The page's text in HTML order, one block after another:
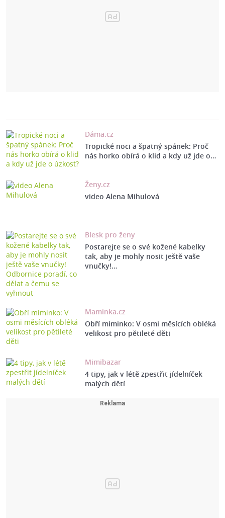
Dáma.cz
Tropické noci a špatný spánek: Proč
nás horko obírá o klid a kdy už jde o…
Ženy.cz
video Alena Mihulová
Blesk pro ženy
Postarejte se o své kožené kabelky
tak, aby je mohly nosit ještě vaše
vnučky!…
Maminka.cz
Obří miminko: V osmi měsících obléká
velikost pro pětileté děti
Mimibazar
4 tipy, jak v létě zpestřit jídelníček
malých dětí